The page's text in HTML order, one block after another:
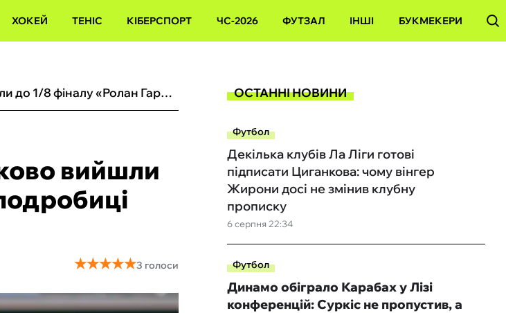
ХОКЕЙ ТЕНІС КІБЕРСПОРТ ЧС-2026 ФУТЗАЛ ІНШІ БУКМЕКЕРИ
Калініна та Ястремська достроково вийшли до 1/8 фіналу «Ролан Гаррос»: подробиці інциденту у парному розряді
вийшли
★★★★★
★★★★★3 голоси
ОСТАННІ НОВИНИ
Футбол
6 серпня 22:34
Декілька клубів Ла Ліги готові
підписати Циганкова: чому вінгер
Жирони досі не змінив клубну
прописку
Футбол
Динамо обіграло Карабах у Лізі
конференцій: Суркіс не пропустив, а